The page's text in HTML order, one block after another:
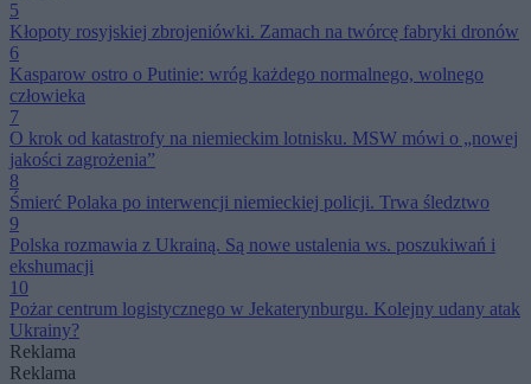
5
Kłopoty rosyjskiej zbrojeniówki. Zamach na twórcę fabryki dronów
6
Kasparow ostro o Putinie: wróg każdego normalnego, wolnego
człowieka
7
O krok od katastrofy na niemieckim lotnisku. MSW mówi o „nowej
jakości zagrożenia”
8
Śmierć Polaka po interwencji niemieckiej policji. Trwa śledztwo
9
Polska rozmawia z Ukrainą. Są nowe ustalenia ws. poszukiwań i
ekshumacji
10
Pożar centrum logistycznego w Jekaterynburgu. Kolejny udany atak
Ukrainy?
Reklama
Reklama